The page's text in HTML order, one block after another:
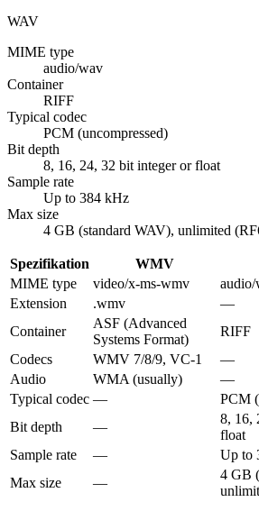
WAV
MIME type
audio/wav
Container
RIFF
Typical codec
PCM (uncompressed)
Bit depth
8, 16, 24, 32 bit integer or float
Sample rate
Up to 384 kHz
Max size
4 GB (standard WAV), unlimited
Spezifikation WMV
MIME type
video/x-ms-wmv
audio/
Extension
.wmv
—
Container
ASF (Advanced
Systems Format)
RIFF
Codecs
WMV 7/8/9, VC-1
—
Audio
WMA (usually)
—
Typical codec —
PCM
Bit depth
—
8, 16,
float
Sample rate
—
Up to
Max size
—
4 GB